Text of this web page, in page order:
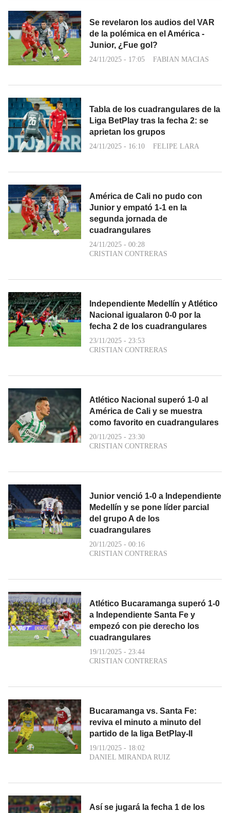
Se revelaron los audios del VAR
de la polémica en el América -
Junior, ¿Fue gol?
24/11/2025 - 17:05 FABIAN MACIAS
Tabla de los cuadrangulares de la
Liga BetPlay tras la fecha 2: se
aprietan los grupos
24/11/2025 - 16:10 FELIPE LARA
América de Cali no pudo con
Junior y empató 1-1 en la
segunda jornada de
cuadrangulares
24/11/2025 - 00:28
CRISTIAN CONTRERAS
Independiente Medellín y Atlético
Nacional igualaron 0-0 por la
fecha 2 de los cuadrangulares
23/11/2025 - 23:53
CRISTIAN CONTRERAS
Atlético Nacional superó 1-0 al
América de Cali y se muestra
como favorito en cuadrangulares
20/11/2025 - 23:30
CRISTIAN CONTRERAS
Junior venció 1-0 a Independiente
Medellín y se pone líder parcial
del grupo A de los
cuadrangulares
20/11/2025 - 00:16
CRISTIAN CONTRERAS
Atlético Bucaramanga superó 1-0
a Independiente Santa Fe y
empezó con pie derecho los
cuadrangulares
19/11/2025 - 23:44
CRISTIAN CONTRERAS
Bucaramanga vs. Santa Fe:
reviva el minuto a minuto del
partido de la liga BetPlay-II
19/11/2025 - 18:02
DANIEL MIRANDA RUIZ
Así se jugará la fecha 1 de los